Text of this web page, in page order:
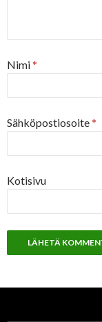
Nimi*
Sähköpostiosoite*
Kotisivu